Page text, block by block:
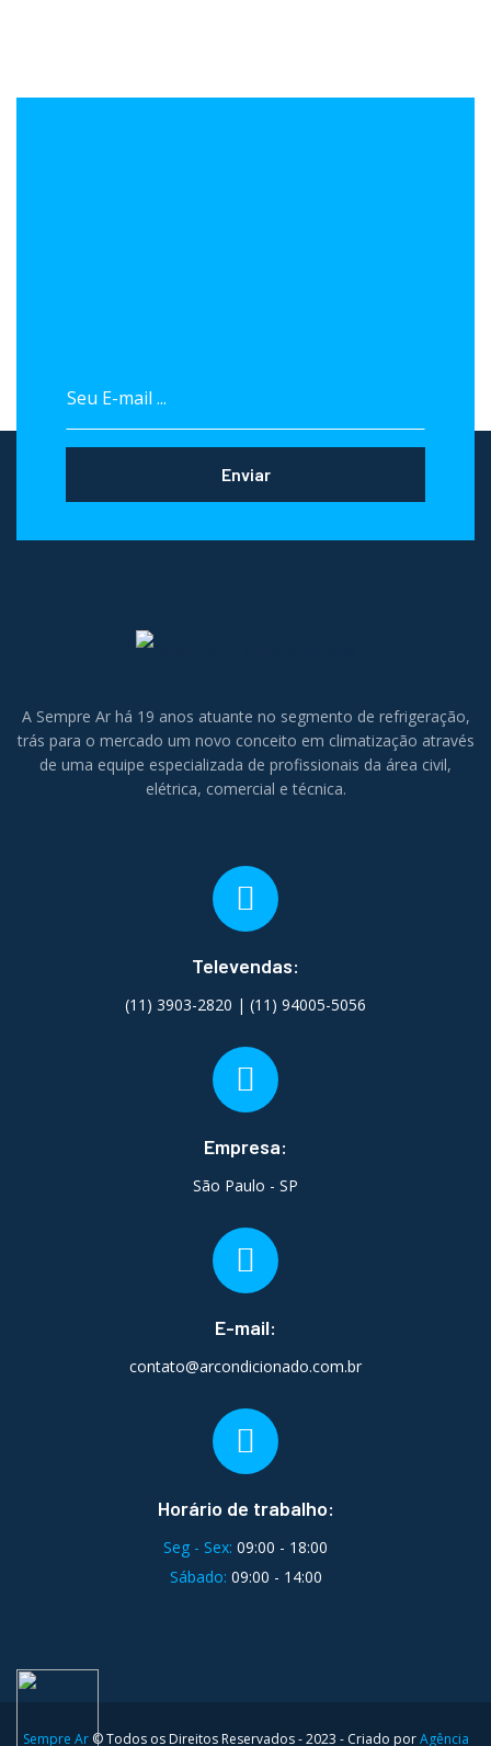
Enviar
A Sempre Ar há 19 anos atuante no segmento de refrigeração,
trás para o mercado um novo conceito em climatização através
de uma equipe especializada de profissionais da área civil,
elétrica, comercial e técnica.
Televendas:
(11) 3903-2820 | (11) 94005-5056
Empresa:
São Paulo - SP
E-mail:
contato@arcondicionado.com.br
Horário de trabalho:
Seg - Sex: 09:00 - 18:00
Sábado: 09:00 - 14:00
Sempre Ar© Todos os Direitos Reservados - 2023 - Criado porAgência